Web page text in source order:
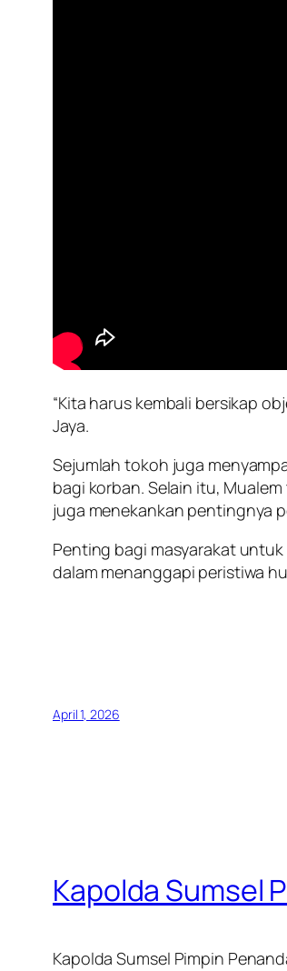
“Kita harus kembali bersikap
Jaya.
Sejumlah tokoh juga
bagi korban. Selain itu,
juga menekankan pentingnya
Penting bagi masyarakat
dalam menanggapi peristiwa
April 1, 2026
Kapolda Sumsel
Kapolda Sumsel Pimpin